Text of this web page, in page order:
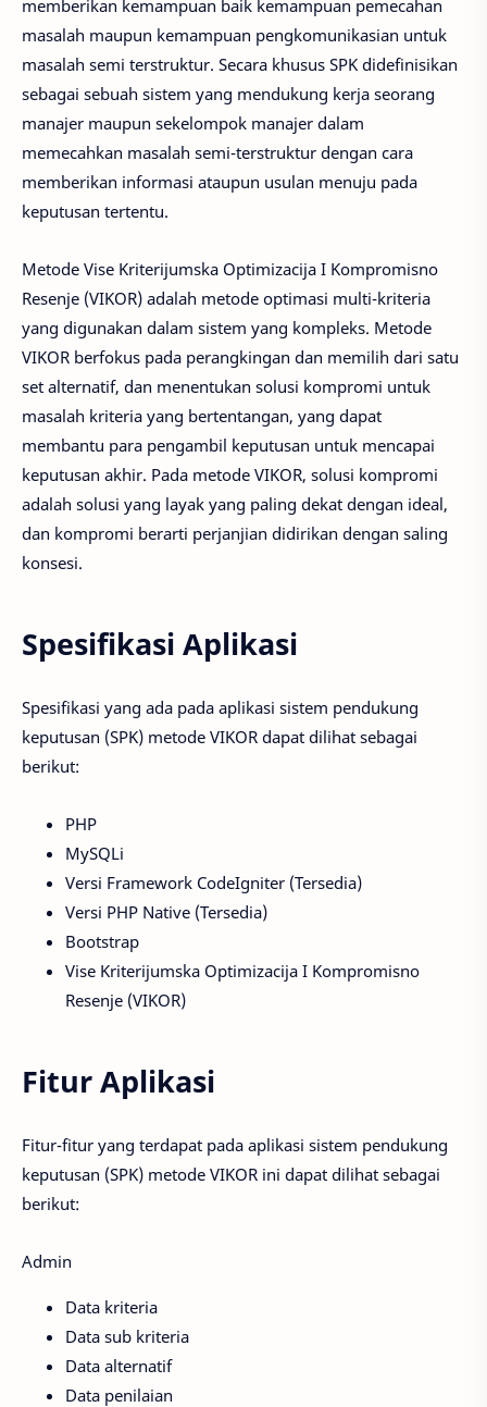
memberikan kemampuan baik kemampuan pemecahan
masalah maupun kemampuan pengkomunikasian untuk
masalah semi terstruktur. Secara khusus SPK didefinisikan
sebagai sebuah sistem yang mendukung kerja seorang
manajer maupun sekelompok manajer dalam
memecahkan masalah semi-terstruktur dengan cara
memberikan informasi ataupun usulan menuju pada
keputusan tertentu.
Metode Vise Kriterijumska Optimizacija I Kompromisno
Resenje (VIKOR) adalah metode optimasi multi-kriteria
yang digunakan dalam sistem yang kompleks. Metode
VIKOR berfokus pada perangkingan dan memilih dari satu
set alternatif, dan menentukan solusi kompromi untuk
masalah kriteria yang bertentangan, yang dapat
membantu para pengambil keputusan untuk mencapai
keputusan akhir. Pada metode VIKOR, solusi kompromi
adalah solusi yang layak yang paling dekat dengan ideal,
dan kompromi berarti perjanjian didirikan dengan saling
konsesi.
Spesifikasi Aplikasi
Spesifikasi yang ada pada aplikasi sistem pendukung
keputusan (SPK) metode VIKOR dapat dilihat sebagai
berikut:
PHP
MySQLi
Versi Framework CodeIgniter (Tersedia)
Versi PHP Native (Tersedia)
Bootstrap
Vise Kriterijumska Optimizacija I Kompromisno
Resenje (VIKOR)
Fitur Aplikasi
Fitur-fitur yang terdapat pada aplikasi sistem pendukung
keputusan (SPK) metode VIKOR ini dapat dilihat sebagai
berikut:
Admin
Data kriteria
Data sub kriteria
Data alternatif
Data penilaian